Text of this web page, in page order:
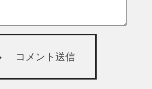
コメント送信